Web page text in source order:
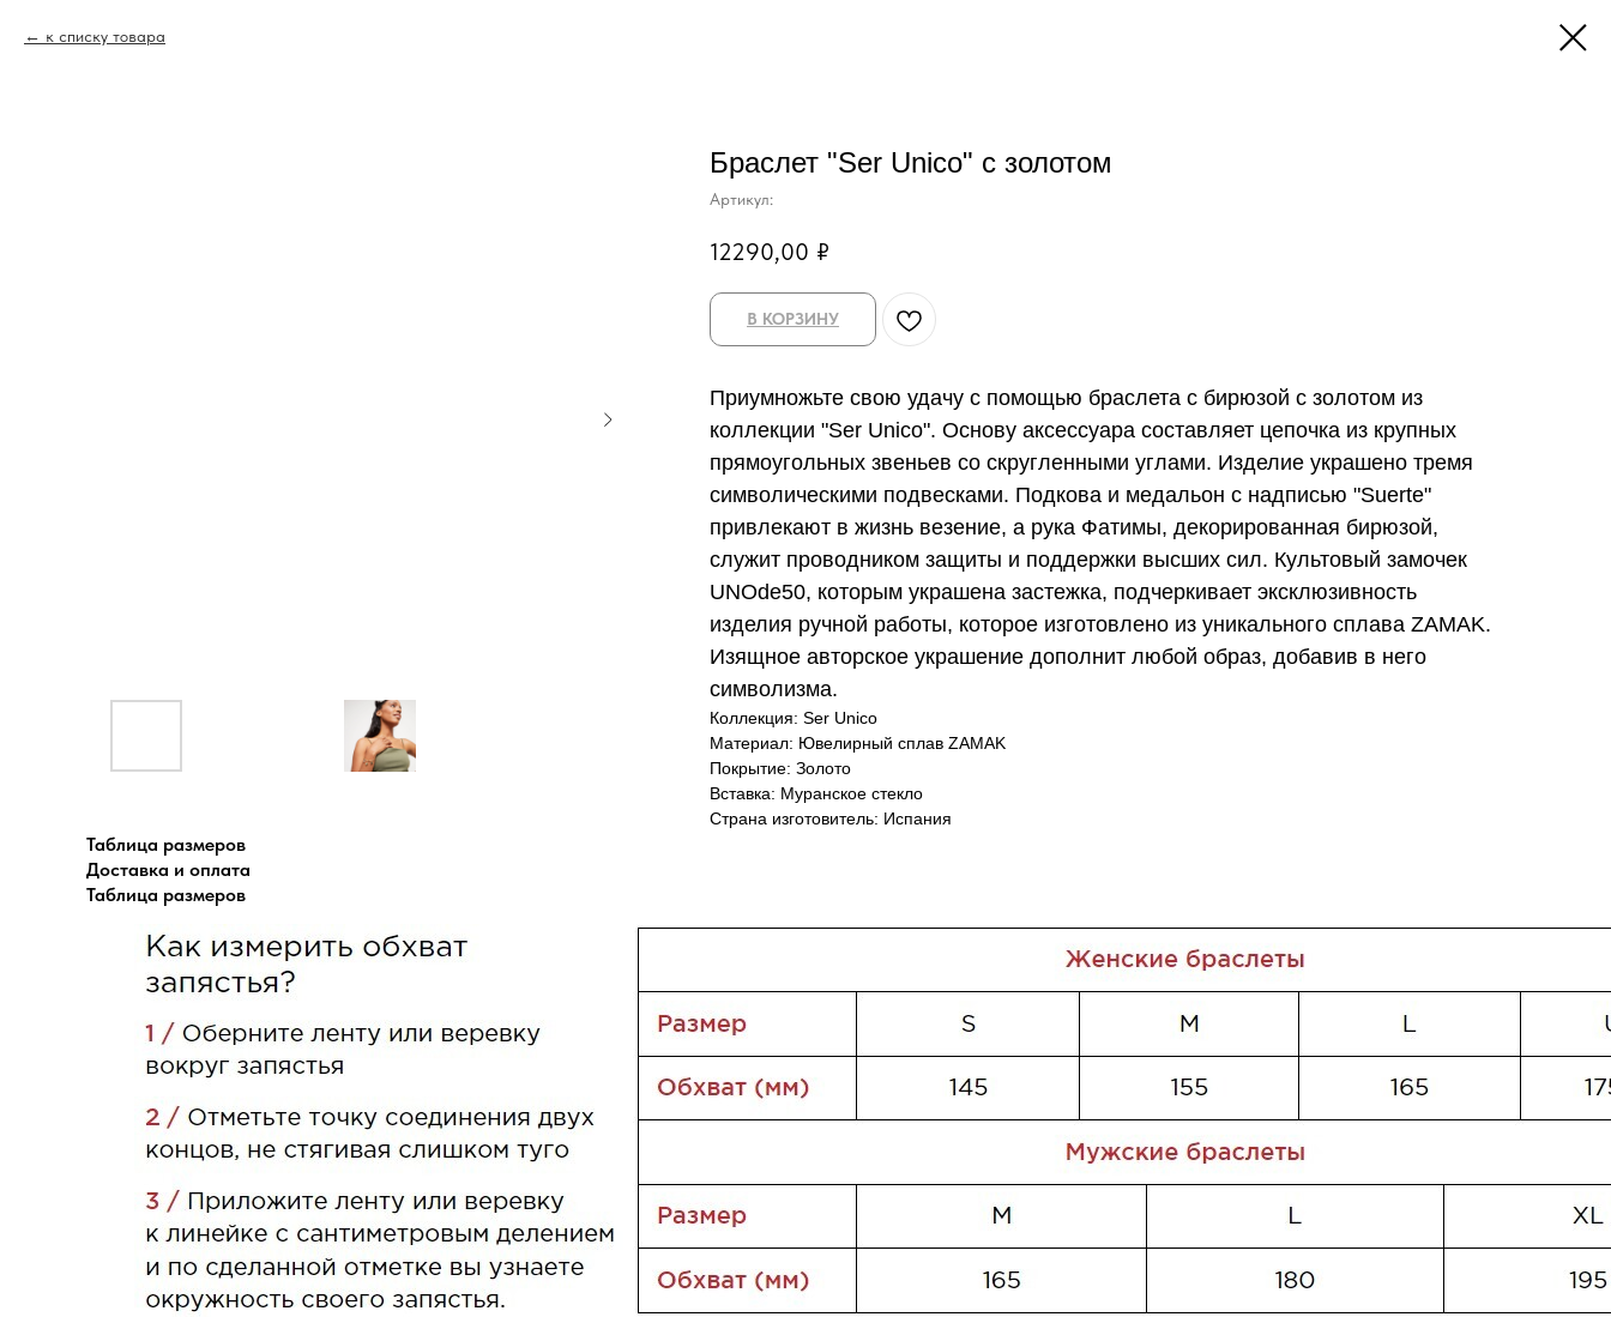
к списку товара
Браслет "Ser Unico" с золотом
Артикул:
12290,00 ₽
В КОРЗИНУ
Приумножьте свою удачу с помощью браслета с бирюзой с золотом из
коллекции "Ser Unico". Основу аксессуара составляет цепочка из крупных
прямоугольных звеньев со скругленными углами. Изделие украшено тремя
символическими подвесками. Подкова и медальон с надписью "Suerte"
привлекают в жизнь везение, а рука Фатимы, декорированная бирюзой,
служит проводником защиты и поддержки высших сил. Культовый замочек
UNOde50, которым украшена застежка, подчеркивает эксклюзивность
изделия ручной работы, которое изготовлено из уникального сплава ZAMAK.
Изящное авторское украшение дополнит любой образ, добавив в него
символизма.
Коллекция: Ser Unico
Материал: Ювелирный сплав ZAMAK
Покрытие: Золото
Вставка: Муранское стекло
Страна изготовитель: Испания
Таблица размеров
Доставка и оплата
Таблица размеров